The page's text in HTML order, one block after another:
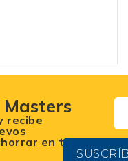
recibe
en tu